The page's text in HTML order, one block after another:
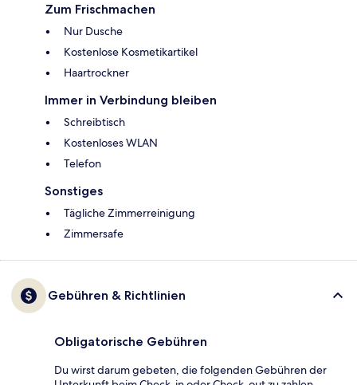
Zum Frischmachen
Nur Dusche
Kostenlose Kosmetikartikel
Haartrockner
Immer in Verbindung bleiben
Schreibtisch
Kostenloses WLAN
Telefon
Sonstiges
Tägliche Zimmerreinigung
Zimmersafe
Gebühren & Richtlinien
Obligatorische Gebühren
Du wirst darum gebeten, die folgenden Gebühren der